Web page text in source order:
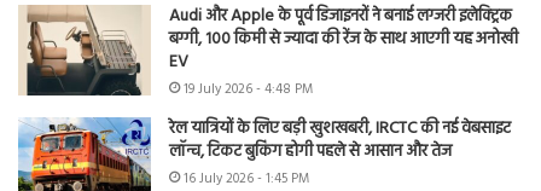
Audi और Apple के पूर्व डिजाइनरों ने बनाई लग्जरी इलेक्ट्रिक
बग्गी, 100 किमी से ज्यादा की रेंज के साथ आएगी यह अनोखी
EV
19 July 2026 - 4:48 PM
रेल यात्रियों के लिए बड़ी खुशखबरी, IRCTC की नई वेबसाइट
लॉन्च, टिकट बुकिंग होगी पहले से आसान और तेज
16 July 2026 - 1:45 PM